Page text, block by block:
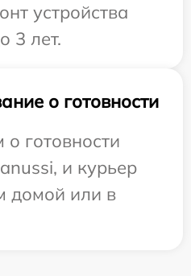
устройства
3 лет.
о готовности
готовности
и курьер
домой или в